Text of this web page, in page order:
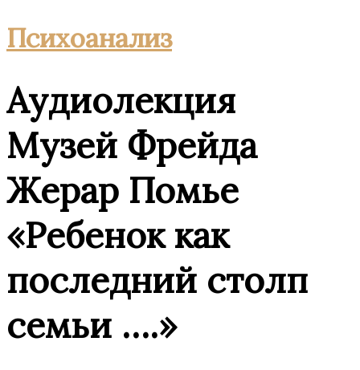
Психоанализ
Аудиолекция
Музей Фрейда
Жерар Помье
«Ребенок как
последний столп
семьи ….»